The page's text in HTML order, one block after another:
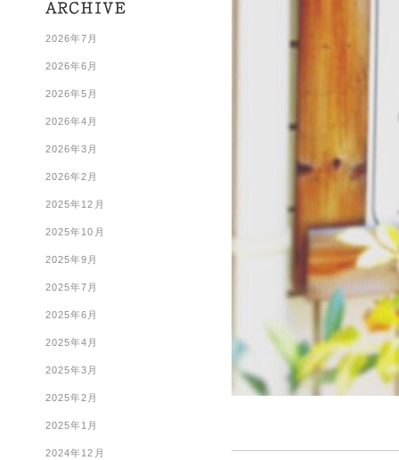
2026年7月
2026年6月
2026年5月
2026年4月
2026年3月
2026年2月
2025年12月
2025年10月
2025年9月
2025年7月
2025年6月
2025年4月
2025年3月
2025年2月
2025年1月
2024年12月